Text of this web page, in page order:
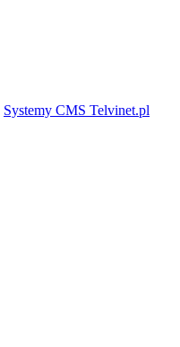
Systemy CMS Telvinet.pl